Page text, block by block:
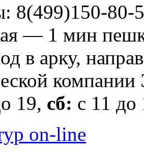
8(499)150-80-
— 1 мин
в арку,
19, сб: с 11
on-line